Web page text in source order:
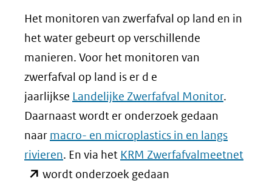
Het monitoren van zwerfafval op land en in
het water gebeurt op verschillende
manieren. Voor het monitoren van
zwerfafval op land is er d e
jaarlijkse Landelijke Zwerfafval Monitor.
Daarnaast wordt er onderzoek gedaan
naar macro- en microplastics in en langs
rivieren. En via het KRM Zwerfafvalmeetnet
wordt onderzoek gedaan